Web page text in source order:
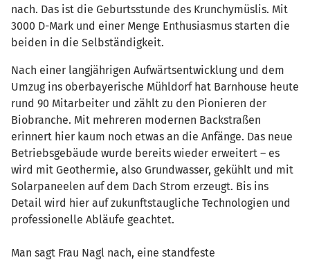
nach. Das ist die Geburtsstunde des Krunchymüslis. Mit
3000 D-Mark und einer Menge Enthusiasmus starten die
beiden in die Selbständigkeit.
Nach einer langjährigen Aufwärtsentwicklung und dem
Umzug ins oberbayerische Mühldorf hat Barnhouse heute
rund 90 Mitarbeiter und zählt zu den Pionieren der
Biobranche. Mit mehreren modernen Backstraßen
erinnert hier kaum noch etwas an die Anfänge. Das neue
Betriebsgebäude wurde bereits wieder erweitert – es
wird mit Geothermie, also Grundwasser, gekühlt und mit
Solarpaneelen auf dem Dach Strom erzeugt. Bis ins
Detail wird hier auf zukunftstaugliche Technologien und
professionelle Abläufe geachtet.
Man sagt Frau Nagl nach, eine standfeste